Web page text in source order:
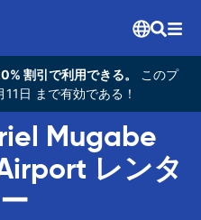
割引で利用できる。
このプ
日 まで有効である！
Mugabe
レンタ